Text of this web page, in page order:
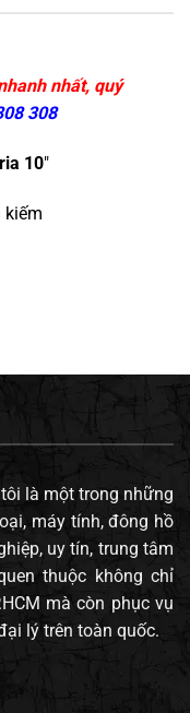
nhất, quý
308
10"
kiếm
là một trong những
máy tính, đông hồ
uy tín, trung tâm
thuộc không chỉ
mà còn phục vụ
lý trên toàn quốc.